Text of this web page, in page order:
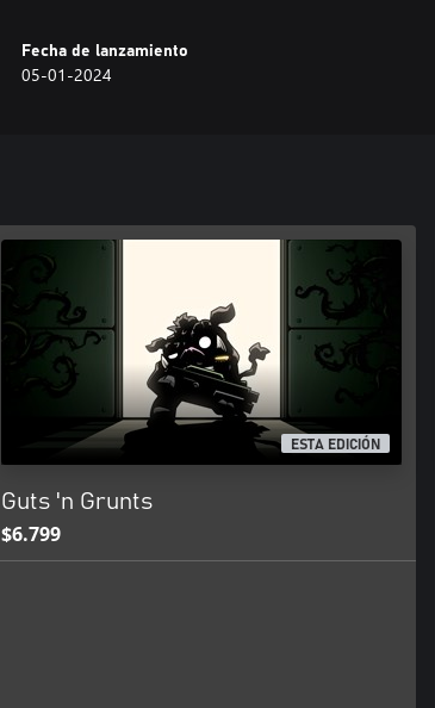
Fecha de lanzamiento
05-01-2024
ESTA EDICIÓN
Guts 'n Grunts
$6.799